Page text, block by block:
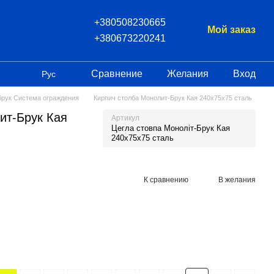
+380508230665
+380673220241
Мой заказ
Рус Сравнение Желания Вход
Система ограждения Кирпич столба Монолит-Брук Кая 240х75х75 сталь
Брук Кая
Артикул
Цегла стовпа Моноліт-Брук Кая
240х75х75 сталь
К сравнению В желания